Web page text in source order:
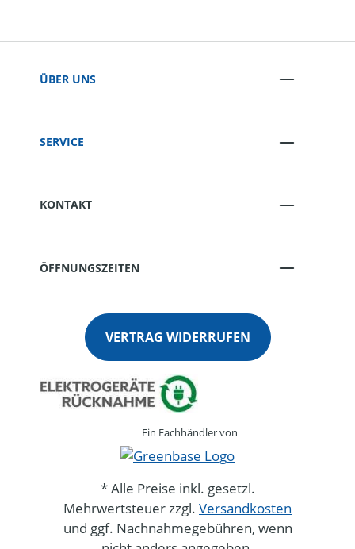
ÜBER UNS
SERVICE
KONTAKT
ÖFFNUNGSZEITEN
VERTRAG WIDERRUFEN
Ein Fachhändler von
* Alle Preise inkl. gesetzl.
Mehrwertsteuer zzgl. Versandkosten
und ggf. Nachnahmegebühren, wenn